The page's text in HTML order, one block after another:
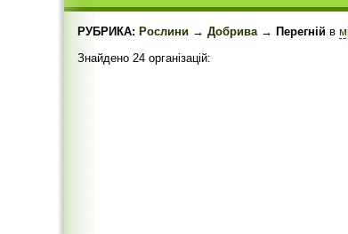
РУБРИКА: Рослини → Добрива→ Перегній в
Знайдено 24 організацій: